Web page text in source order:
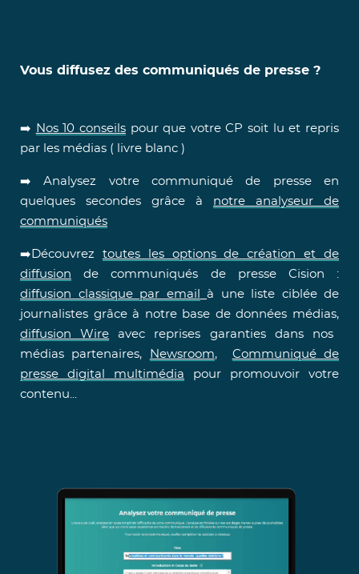
Vous diffusez des communiqués de presse ?
➡️ Nos 10 conseilspour que votre CP soit lu et repris
par les médias ( livre blanc )
➡️ Analysez votre communiqué de presse en
quelques secondes grâce à notre analyseur de
communiqués
➡️Découvrez toutes les options de création et de
diffusion de communiqués de presse Cision :
diffusion classique par email
à une liste ciblée de
journalistes grâce à notre base de données médias,
diffusion Wire avec reprises garanties dans nos
médias partenaires,
Newsroom, Communiqué de
presse digital multimédia pour promouvoir votre
contenu...